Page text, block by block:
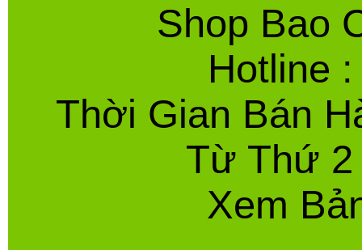
Shop Bao
Hotline
Thời Gian Bán
Từ Thứ
Xem